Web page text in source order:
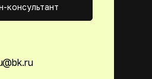
консультант